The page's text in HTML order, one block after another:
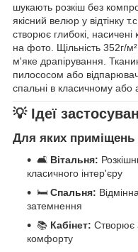
шукають розкіш без
якісний велюр у відтінку
створює глибокі,
на фото. Щільність 352г/
м'яке драпірування.
пилососом або
спальні в класичному або
💡 Ідеї
Для яких приміщень
🛋️ Вітальня:
класичного інтер'єру
🛏️ Спальня:
затемнення
📚 Кабінет: Створює
комфорту